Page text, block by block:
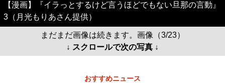
【漫画】『イラっとするけど言うほどでもない旦那の言動』
3（月光もりあさん提供）
まだまだ画像は続きます。画像（3/23）
↓ スクロールで次の写真 ↓
おすすめニュース